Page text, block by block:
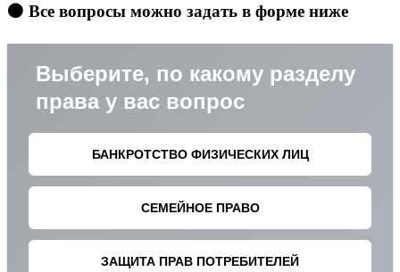
🟠 Все вопросы можно задать в форме ниже